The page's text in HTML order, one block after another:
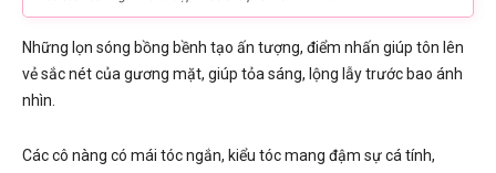
Những lọn sóng bồng bềnh tạo ấn tượng, điểm nhấn giúp tôn lên
vẻ sắc nét của gương mặt, giúp tỏa sáng, lộng lẫy trước bao ánh
nhìn.
Các cô nàng có mái tóc ngắn, kiểu tóc mang đậm sự cá tính,